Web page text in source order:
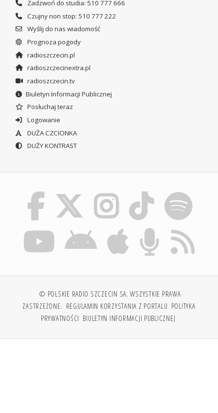
Zadzwoń do studia: 510 777 666
Czujny non stop: 510 777 222
Wyślij do nas wiadomość
Prognoza pogody
radioszczecin.pl
radioszczecinextra.pl
radioszczecin.tv
Biuletyn Informacji Publicznej
Posłuchaj teraz
Logowanie
DUŻA CZCIONKA
DUŻY KONTRAST
© POLSKIE RADIO SZCZECIN SA. WSZYSTKIE PRAWA
ZASTRZEŻONE. REGULAMIN KORZYSTANIA Z PORTALU POLITYKA
PRYWATNOŚCI BIULETYN INFORMACJI PUBLICZNEJ